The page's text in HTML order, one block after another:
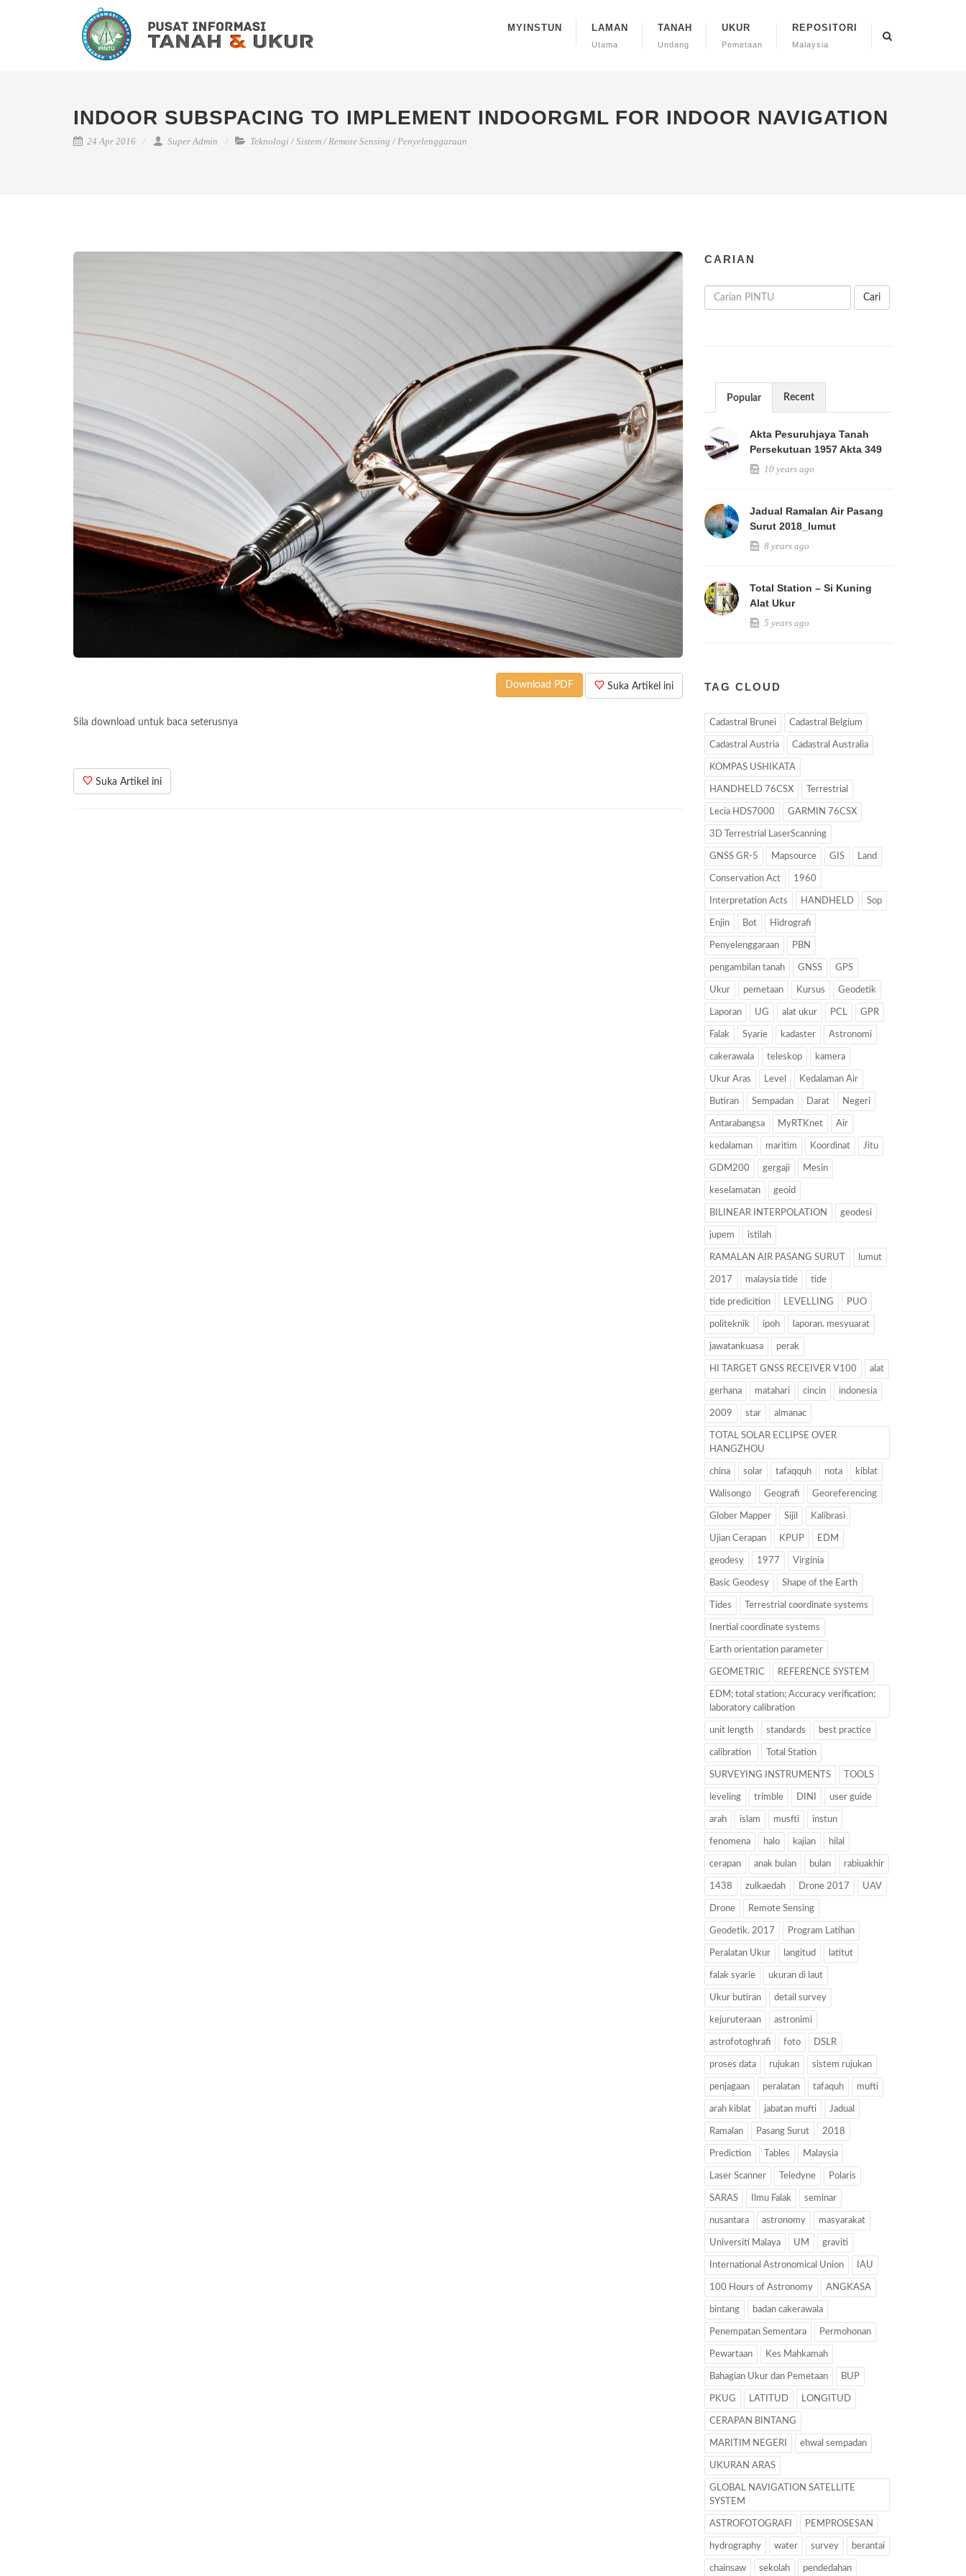
MYINSTUN LAMAN
Utama
TANAH
Undang
UKUR
Pemetaan
REPOSITORI
Malaysia
INDOOR SUBSPACING TO IMPLEMENT INDOORGML FOR INDOOR NAVIGATION
24 Apr 2016 Super Admin Teknologi /Sistem/Remote Sensing /Penyelenggaraan
Suka Artikel ini
Download PDF
Sila download untuk baca seterusnya
Suka Artikel ini
CARIAN
Cari
Popular Recent
Akta Pesuruhjaya Tanah
Persekutuan 1957 Akta 349
10 years ago
Jadual Ramalan Air Pasang
Surut 2018_lumut
8 years ago
Total Station – Si Kuning
Alat Ukur
5 years ago
TAG CLOUD
Cadastral Brunei Cadastral Belgium
Cadastral Austria Cadastral Australia
KOMPAS USHIKATA
HANDHELD 76CSX Terrestrial
Lecia HDS7000 GARMIN 76CSX
3D Terrestrial LaserScanning
GNSS GR-5 Mapsource GIS Land
Conservation Act 1960
Interpretation Acts HANDHELD Sop
Enjin Bot Hidrografi
Penyelenggaraan PBN
pengambilan tanah GNSS GPS
Ukur pemetaan Kursus Geodetik
Laporan UG alat ukur PCL GPR
Falak Syarie kadaster Astronomi
cakerawala teleskop kamera
Ukur Aras Level Kedalaman Air
Butiran Sempadan Darat Negeri
Antarabangsa MyRTKnet Air
kedalaman maritim Koordinat Jitu
GDM200 gergaji Mesin
keselamatan geoid
BILINEAR INTERPOLATION geodesi
jupem istilah
RAMALAN AIR PASANG SURUT lumut
2017 malaysia tide tide
tide predicition LEVELLING PUO
politeknik ipoh laporan. mesyuarat
jawatankuasa perak
HI TARGET GNSS RECEIVER V100 alat
gerhana matahari cincin indonesia
2009 star almanac
TOTAL SOLAR ECLIPSE OVER
HANGZHOU
china solar tafaqquh nota kiblat
Walisongo Geografi Georeferencing
Glober Mapper Sijil Kalibrasi
Ujian Cerapan KPUP EDM
geodesy 1977 Virginia
Basic Geodesy Shape of the Earth
Tides Terrestrial coordinate systems
Inertial coordinate systems
Earth orientation parameter
GEOMETRIC REFERENCE SYSTEM
EDM; total station; Accuracy verification;
laboratory calibration
unit length standards best practice
calibration Total Station
SURVEYING INSTRUMENTS TOOLS
leveling trimble DINI user guide
arah islam musfti instun
fenomena halo kajian hilal
cerapan anak bulan bulan rabiuakhir
1438 zulkaedah Drone 2017 UAV
Drone Remote Sensing
Geodetik. 2017 Program Latihan
Peralatan Ukur langitud latitut
falak syarie ukuran di laut
Ukur butiran detail survey
kejuruteraan astronimi
astrofotoghrafi foto DSLR
proses data rujukan sistem rujukan
penjagaan peralatan tafaquh mufti
arah kiblat jabatan mufti Jadual
Ramalan Pasang Surut 2018
Prediction Tables Malaysia
Laser Scanner Teledyne Polaris
SARAS Ilmu Falak seminar
nusantara astronomy masyarakat
Universiti Malaya UM graviti
International Astronomical Union IAU
100 Hours of Astronomy ANGKASA
bintang badan cakerawala
Penempatan Sementara Permohonan
Pewartaan Kes Mahkamah
Bahagian Ukur dan Pemetaan BUP
PKUG LATITUD LONGITUD
CERAPAN BINTANG
MARITIM NEGERI ehwal sempadan
UKURAN ARAS
GLOBAL NAVIGATION SATELLITE
SYSTEM
ASTROFOTOGRAFI PEMPROSESAN
hydrography water survey berantai
chainsaw sekolah pendedahan